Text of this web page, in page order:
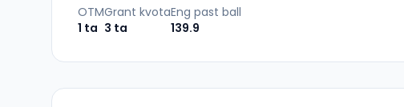
OTM
1 ta
Grant kvota
3 ta
Eng past ball
139.9